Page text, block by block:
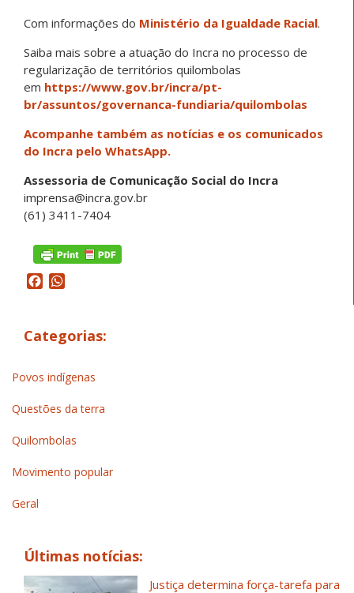
Com informações do Ministério da Igualdade Racial.
Saiba mais sobre a atuação do Incra no processo de
regularização de territórios quilombolas
em https://www.gov.br/incra/pt-
br/assuntos/governanca-fundiaria/quilombolas
Acompanhe também as notícias e os comunicados
do Incra pelo WhatsApp.
Assessoria de Comunicação Social do Incra
imprensa@incra.gov.br
(61) 3411-7404
Facebook
Categorias:
Povos indígenas
Questões da terra
Quilombolas
Movimento popular
Geral
Últimas notícias:
Justiça determina força-tarefa para